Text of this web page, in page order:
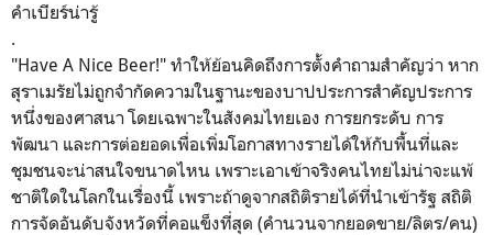
คำเบียร์น่ารู้
.
"Have A Nice Beer!" ทำให้ย้อนคิดถึงการตั้งคำถามสำคัญว่า หาก
สุราเมรัยไม่ถูกจำกัดความในฐานะของบาปประการสำคัญประการ
หนึ่งของศาสนา โดยเฉพาะในสังคมไทยเอง การยกระดับ การ
พัฒนา และการต่อยอดเพื่อเพิ่มโอกาสทางรายได้ให้กับพื้นที่และ
ชุมชนจะน่าสนใจขนาดไหน เพราะเอาเข้าจริงคนไทยไม่น่าจะแพ้
ชาติใดในโลกในเรื่องนี้ เพราะถ้าดูจากสถิติรายได้ที่นำเข้ารัฐ สถิติ
การจัดอันดับจังหวัดที่คอแข็งที่สุด (คำนวนจากยอดขาย/ลิตร/คน)